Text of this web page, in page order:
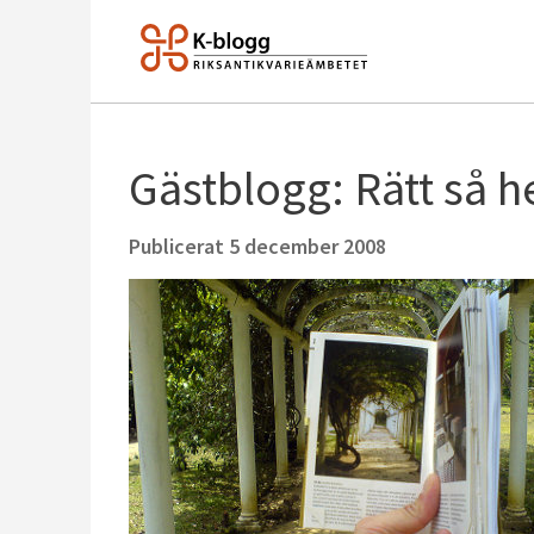
Gästblogg: Rätt så
Publicerat 5 december 2008